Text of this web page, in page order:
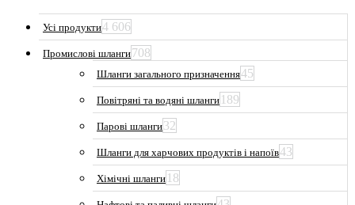
сторінці
товару
Усі продукти4 606
Промислові шланги708
Шланги загального призначення45
Повітряні та водяні шланги 189
Парові шланги32
Шланги для харчових продуктів і напоїв43
Хімічні шланги 18